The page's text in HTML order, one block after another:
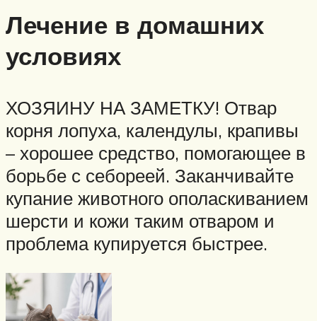
Лечение в домашних
условиях
ХОЗЯИНУ НА ЗАМЕТКУ! Отвар
корня лопуха, календулы, крапивы
– хорошее средство, помогающее в
борьбе с себореей. Заканчивайте
купание животного ополаскиванием
шерсти и кожи таким отваром и
проблема купируется быстрее.